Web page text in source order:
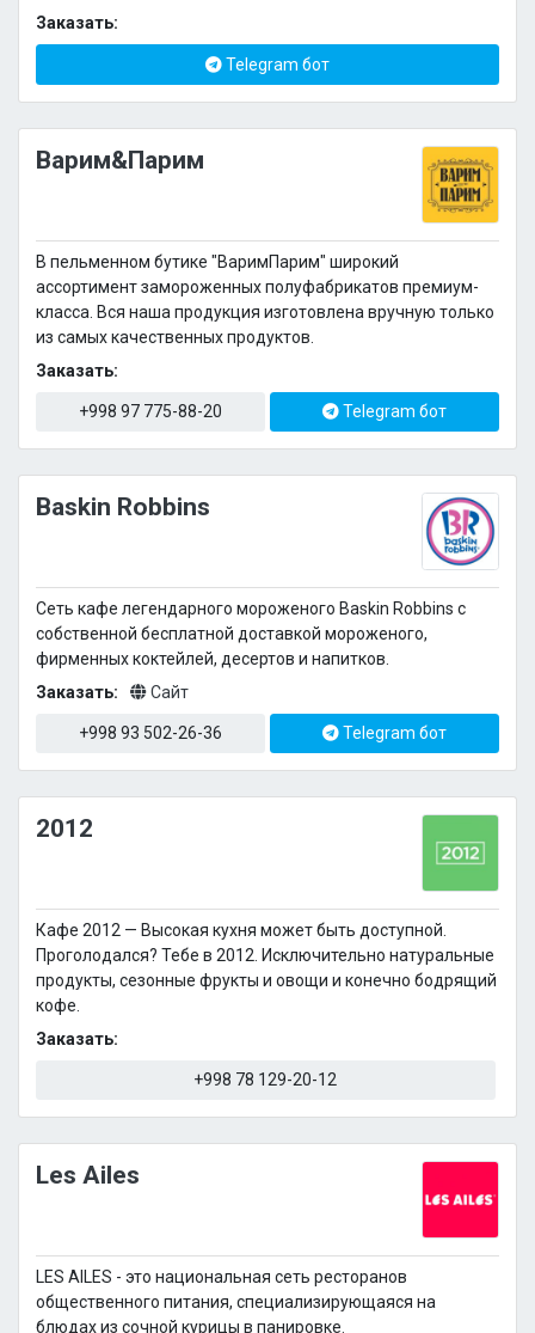
Заказать:
Telegram бот
Варим&Парим
В пельменном бутике "ВаримПарим" широкий
ассортимент замороженных полуфабрикатов премиум-
класса. Вся наша продукция изготовлена вручную только
из самых качественных продуктов.
Заказать:
+998 97 775-88-20 Telegram бот
Baskin Robbins
Сеть кафе легендарного мороженого Baskin Robbins с
собственной бесплатной доставкой мороженого,
фирменных коктейлей, десертов и напитков.
Заказать:
Сайт
+998 93 502-26-36 Telegram бот
2012
Кафе 2012 — Высокая кухня может быть доступной.
Проголодался? Тебе в 2012. Исключительно натуральные
продукты, сезонные фрукты и овощи и конечно бодрящий
кофе.
Заказать:
+998 78 129-20-12
Les Ailes
LES AILES - это национальная сеть ресторанов
общественного питания, специализирующаяся на
блюдах из сочной курицы в панировке.